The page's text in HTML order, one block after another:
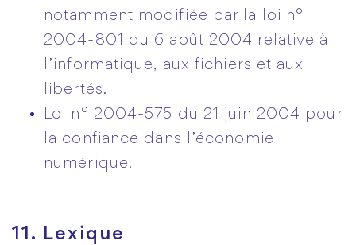
notamment modifiée par la loi n°
2004-801 du 6 août 2004 relative à
l’informatique, aux fichiers et aux
libertés.
Loi n° 2004-575 du 21 juin 2004 pour
la confiance dans l’économie
numérique.
11. Lexique